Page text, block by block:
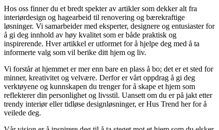
Hos oss finner du et bredt spekter av artikler som dekker alt fra
interiørdesign og hagearbeid til renovering og bærekraftige
løsninger. Vi samarbeider med eksperter, designere og entusiaster for
å gi deg innhold av høy kvalitet som er både praktisk og
inspirerende. Hver artikkel er utformet for å hjelpe deg med å ta
informerte valg som vil berike ditt hjem og liv.
Vi forstår at hjemmet er mer enn bare en plass å bo; det er et sted for
minner, kreativitet og velvære. Derfor er vårt oppdrag å gi deg
verktøyene og kunnskapen du trenger for å skape et hjem som
reflekterer din personlighet og livsstil. Uansett om du er på jakt etter
trendy interiør eller tidløse designløsninger, er Hus Trend her for å
veilede deg.